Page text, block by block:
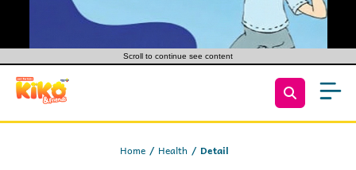
Scroll to continue see content
Home Health Detail